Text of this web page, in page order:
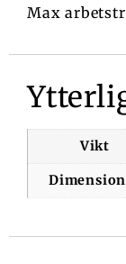
Max
Vikt